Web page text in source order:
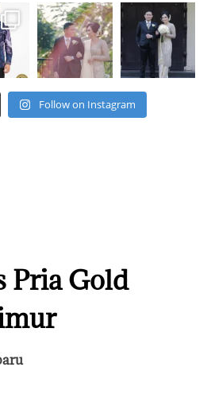
Follow on Instagram
Pria Gold